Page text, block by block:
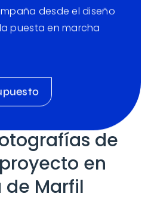
desde el diseño
puesta en marcha
de
en
de Marfil